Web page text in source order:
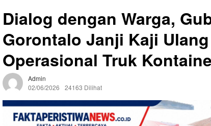
Dialog dengan Warga,
Gorontalo Janji Kaji
Operasional Truk
Admin
02/06/2026
24163 Dilihat